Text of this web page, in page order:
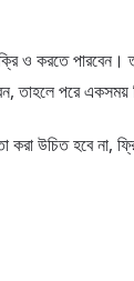
ও করতে
তাহলে পরে একসময়
উচিত হবে না,